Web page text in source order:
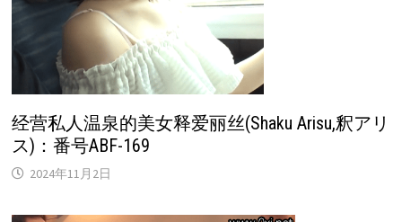
经营私人温泉的美女释爱丽丝(Shaku Arisu,釈アリ
ス)：番号ABF-169
2024年11月2日